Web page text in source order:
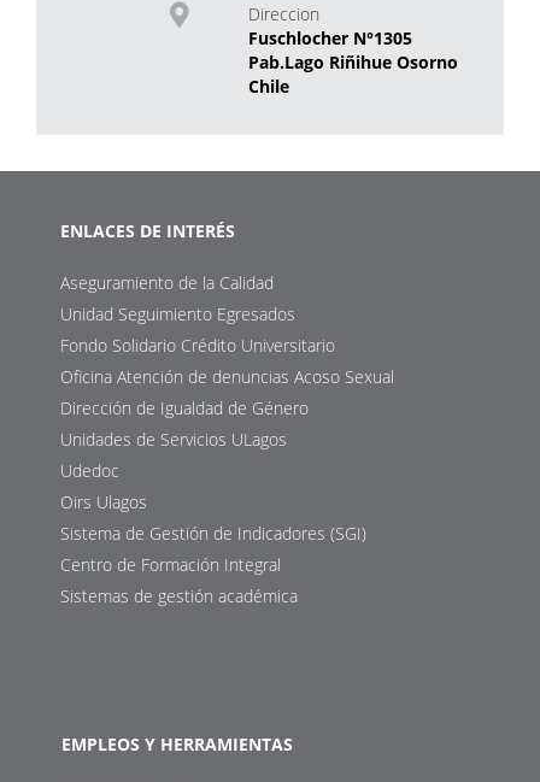
Direccion
Fuschlocher N°1305
Pab.Lago Riñihue Osorno
Chile
ENLACES DE INTERÉS
Aseguramiento de la Calidad
Unidad Seguimiento Egresados
Fondo Solidario Crédito Universitario
Oficina Atención de denuncias Acoso Sexual
Dirección de Igualdad de Género
Unidades de Servicios ULagos
Udedoc
Oirs Ulagos
Sistema de Gestión de Indicadores (SGI)
Centro de Formación Integral
Sistemas de gestión académica
EMPLEOS Y HERRAMIENTAS